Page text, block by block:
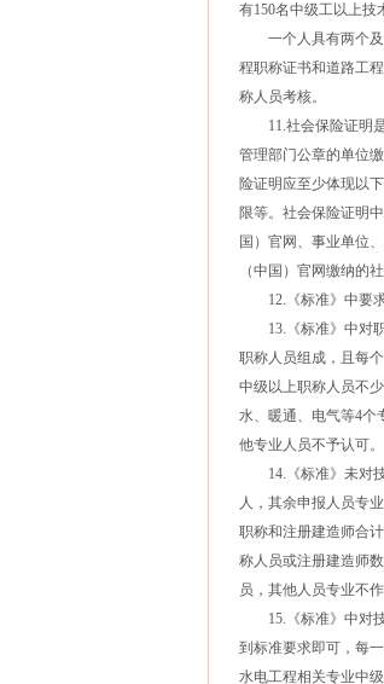
有150名中级工以上技
一个人具有两个及
程职称证书和道路工
称人员考核。
11.社会保险证明是
管理部门公章的单位
险证明应至少体现以
限等。社会保险证明
国）官网、事业单位
（中国）官网缴纳的
12.《标准》中要求
13.《标准》中对职
职称人员组成，且每
中级以上职称人员不
水、暖通、电气等4个
他专业人员不予认可。
14.《标准》未对技
人，其余申报人员专
职称和注册建造师合
称人员或注册建造师
员，其他人员专业不作
15.《标准》中对技
到标准要求即可，每
水电工程相关专业中